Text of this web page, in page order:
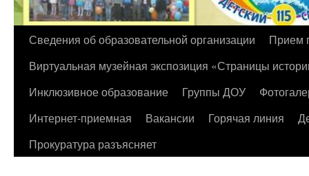
Перейти
содержимому
Сведения об образовательной организации
Прием
Виртуальная музейная экспозиция «Страницы
Инклюзивное образование
Группы ДОУ
Интернет-приемная
Вакансии Горячая линия
Прокуратура разъясняет